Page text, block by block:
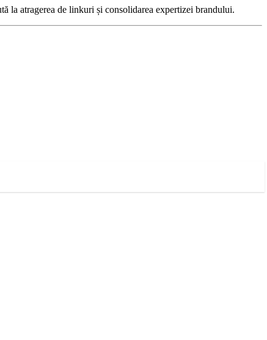
la atragerea de linkuri și consolidarea expertizei brandului.